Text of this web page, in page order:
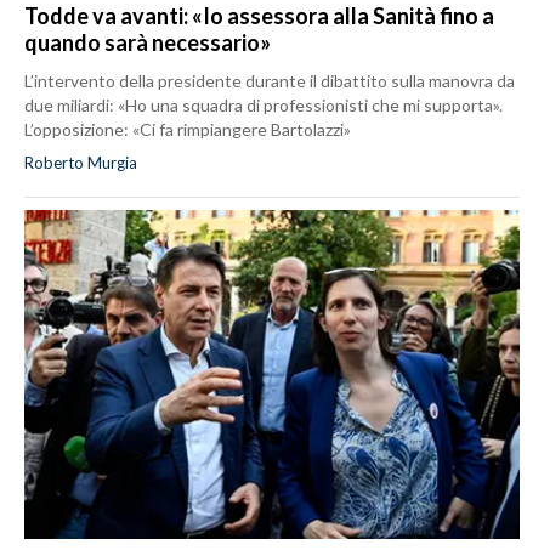
Todde va avanti: «Io assessora alla Sanità fino a
quando sarà necessario»
L’intervento della presidente durante il dibattito sulla manovra da
due miliardi: «Ho una squadra di professionisti che mi supporta».
L’opposizione: «Ci fa rimpiangere Bartolazzi»
Roberto Murgia